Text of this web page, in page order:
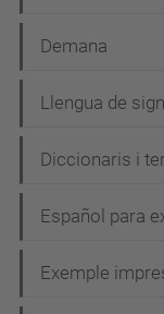
Demana
Llengua de
Diccionaris i
Español para
Exemple